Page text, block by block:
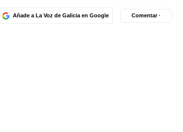
Añade a La Voz de Galicia en Google Comentar ·